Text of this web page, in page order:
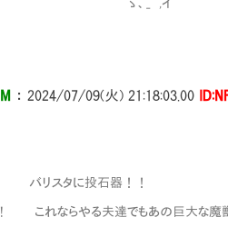
_ ,イ
： 2024/07/09(火) 21:18:03.00
リスタに投石器！！
る夫達でもあの巨大な魔獣